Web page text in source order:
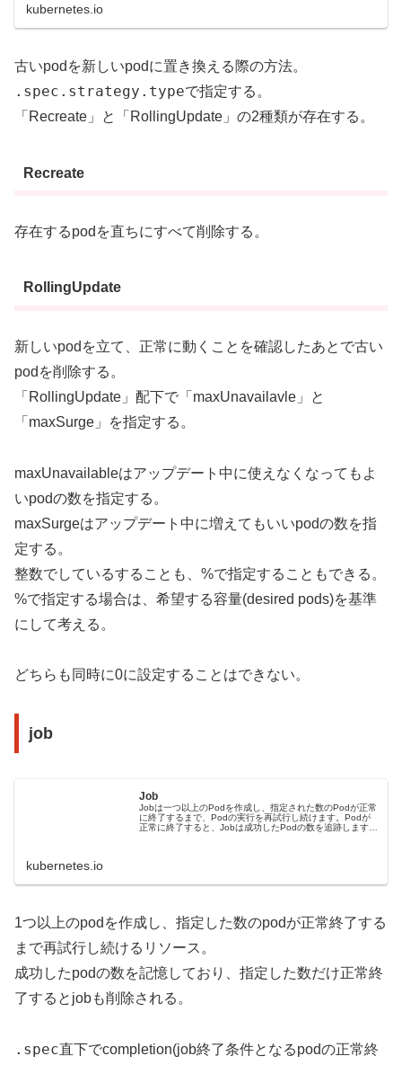
kubernetes.io
古いpodを新しいpodに置き換える際の方法。
.spec.strategy.typeで指定する。
「Recreate」と「RollingUpdate」の2種類が存在する。
Recreate
存在するpodを直ちにすべて削除する。
RollingUpdate
新しいpodを立て、正常に動くことを確認したあとで古い
podを削除する。
「RollingUpdate」配下で「maxUnavailavle」と
「maxSurge」を指定する。
maxUnavailableはアップデート中に使えなくなってもよ
いpodの数を指定する。
maxSurgeはアップデート中に増えてもいいpodの数を指
定する。
整数でしているすることも、%で指定することもできる。
%で指定する場合は、希望する容量(desired pods)を基準
にして考える。
どちらも同時に0に設定することはできない。
job
Job
Jobは一つ以上のPodを作成し、指定された数のPodが正常
に終了するまで、Podの実行を再試行し続けます。Podが
正常に終了すると、Jobは成功したPodの数を追跡します。
kubernetes.io
1つ以上のpodを作成し、指定した数のpodが正常終了する
まで再試行し続けるリソース。
成功したpodの数を記憶しており、指定した数だけ正常終
了するとjobも削除される。
.spec直下でcompletion(job終了条件となるpodの正常終